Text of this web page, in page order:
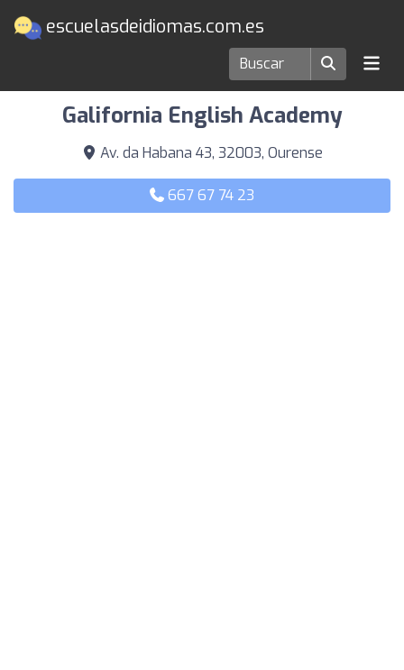
escuelasdeidiomas.com.es
Escuelas de idiomas en Ourense
Galifornia English Academy
Av. da Habana 43, 32003, Ourense
667 67 74 23